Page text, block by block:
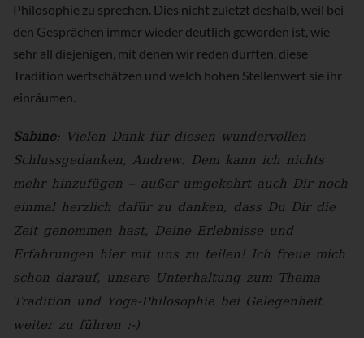
Philosophie zu sprechen. Dies nicht zuletzt deshalb, weil bei
den Gesprächen immer wieder deutlich geworden ist, wie
sehr all diejenigen, mit denen wir reden durften, diese
Tradition wertschätzen und welch hohen Stellenwert sie ihr
einräumen.
Sabine: Vielen Dank für diesen wundervollen
Schlussgedanken, Andrew. Dem kann ich nichts
mehr hinzufügen – außer umgekehrt auch Dir noch
einmal herzlich dafür zu danken, dass Du Dir die
Zeit genommen hast, Deine Erlebnisse und
Erfahrungen hier mit uns zu teilen! Ich freue mich
schon darauf, unsere Unterhaltung zum Thema
Tradition und Yoga-Philosophie bei Gelegenheit
weiter zu führen :-)